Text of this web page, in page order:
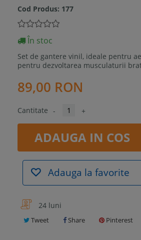
Cod Produs: 177
În stoc
Set de gantere vinil, ideale pentru
pentru dezvoltarea musculaturii
89,00 RON
Cantitate - +
ADAUGA IN COS
Adauga la favorite
24 luni
Tweet Share Pinterest